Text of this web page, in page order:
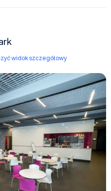
widok szczegółowy